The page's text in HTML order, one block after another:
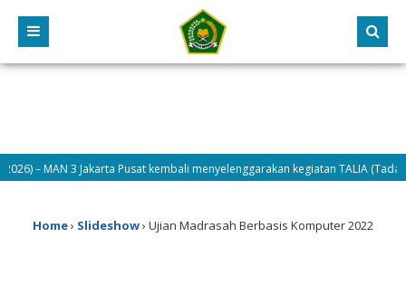
– MAN 3 Jakarta Pusat kembali menyelenggarakan kegiatan TALIA
– Hari kedua pelaksanaan MATAMUDA Tahun 2026, Selasa (14/7/2026)
Home› Slideshow› Ujian Madrasah Berbasis Komputer 2022